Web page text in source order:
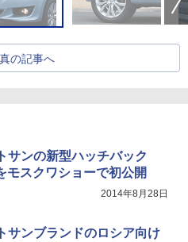
の記事へ
サンの新型ハッチバック
モスクワショーで初公開
2014年8月28日
サンブランドのロシア向け